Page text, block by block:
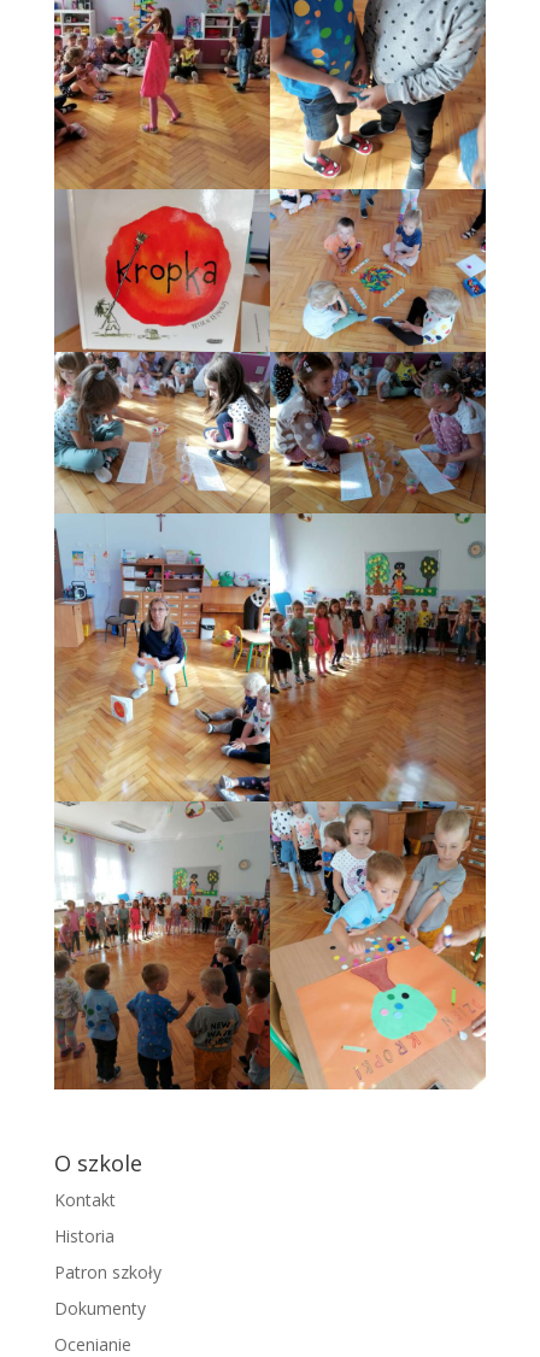
O szkole
Kontakt
Historia
Patron szkoły
Dokumenty
Ocenianie